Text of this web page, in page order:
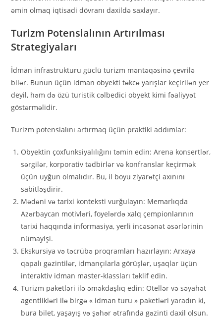
əmin olmaq iqtisadi dövranı daxildə saxlayır.
Turizm Potensialının Artırılması
Strategiyaları
İdman infrastrukturu güclü turizm məntəqəsinə çevrilə
bilər. Bunun üçün idman obyekti təkcə yarışlar keçirilən yer
deyil, həm də özü turistik cəlbedici obyekt kimi fəaliyyət
göstərməlidir.
Turizm potensialını artırmaq üçün praktiki addımlar:
Obyektin çoxfunksiyalılığını təmin edin: Arena konsertlər,
sərgilər, korporativ tədbirlər və konfranslar keçirmək
üçün uyğun olmalıdır. Bu, il boyu ziyarətçi axınını
sabitləşdirir.
Mədəni və tarixi konteksti vurğulayın: Memarlıqda
Azərbaycan motivləri, foyelərdə xalq çempionlarının
tarixi haqqında informasiya, yerli incəsənət əsərlərinin
nümayişi.
Ekskursiya və təcrübə proqramları hazırlayın: Arxaya
qapalı gəzintilər, idmançılarla görüşlər, uşaqlar üçün
interaktiv idman master-klassları təklif edin.
Turizm paketləri ilə əməkdaşlıq edin: Otellər və səyahət
agentlikləri ilə birgə « idman turu » paketləri yaradın ki,
bura bilet, yaşayış və şəhər ətrafında gəzinti daxil olsun.